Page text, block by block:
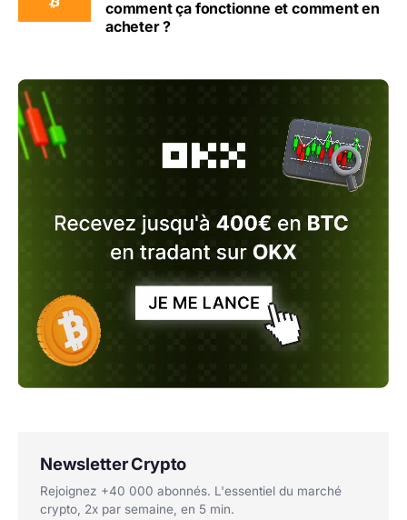
comment ça fonctionne et comment en
acheter ?
Newsletter Crypto
Rejoignez +40 000 abonnés. L'essentiel du marché
crypto, 2x par semaine, en 5 min.